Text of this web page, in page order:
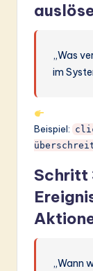
„Was
im
Beispiel:
Schritt
„Wann